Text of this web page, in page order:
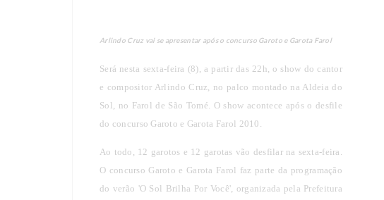
Arlindo Cruz vai se apresentar após o concurso Garoto e Garota Farol
Será nesta sexta-feira (8), a partir das 22h, o show do cantor
e compositor Arlindo Cruz, no palco montado na Aldeia do
Sol, no Farol de São Tomé. O show acontece após o desfile
do concurso Garoto e Garota Farol 2010.
Ao todo, 12 garotos e 12 garotas vão desfilar na sexta-feira.
O concurso Garoto e Garota Farol faz parte da programação
do verão 'O Sol Brilha Por Você', organizada pela Prefeitura